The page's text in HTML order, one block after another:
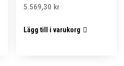
5.569,30 kr
Lägg till i varukorg